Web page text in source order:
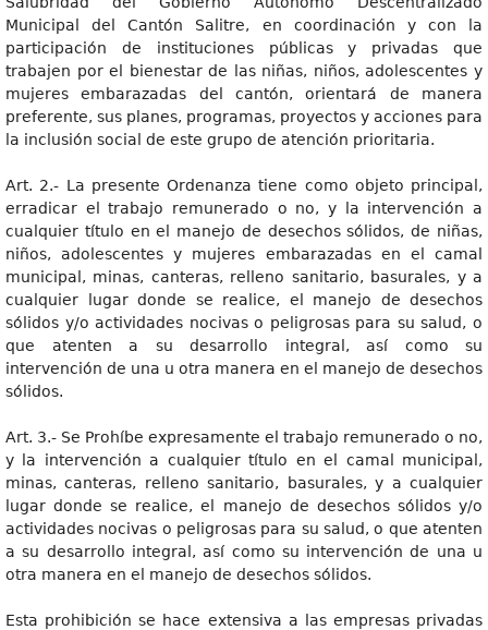
Municipal del Cantón Salitre, en coordinación y con la
participación de instituciones públicas y privadas que
trabajen por el bienestar de las niñas, niños, adolescentes y
mujeres embarazadas del cantón, orientará de manera
preferente, sus planes, programas, proyectos y acciones para
la inclusión social de este grupo de atención prioritaria.
Art. 2.- La presente Ordenanza tiene como objeto principal,
erradicar el trabajo remunerado o no, y la intervención a
cualquier título en el manejo de desechos sólidos, de niñas,
niños, adolescentes y mujeres embarazadas en el camal
municipal, minas, canteras, relleno sanitario, basurales, y a
cualquier lugar donde se realice, el manejo de desechos
sólidos y/o actividades nocivas o peligrosas para su salud, o
que atenten a su desarrollo integral, así como su
intervención de una u otra manera en el manejo de desechos
sólidos.
Art. 3.- Se Prohíbe expresamente el trabajo remunerado o no,
y la intervención a cualquier título en el camal municipal,
minas, canteras, relleno sanitario, basurales, y a cualquier
lugar donde se realice, el manejo de desechos sólidos y/o
actividades nocivas o peligrosas para su salud, o que atenten
a su desarrollo integral, así como su intervención de una u
otra manera en el manejo de desechos sólidos.
Esta prohibición se hace extensiva a las empresas privadas